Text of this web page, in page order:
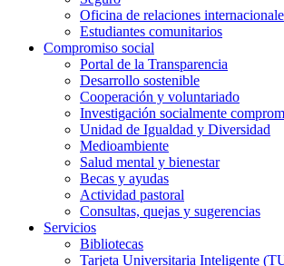
Oficina de relaciones
Estudiantes comunitarios
Compromiso social
Portal de la Transparencia
Desarrollo sostenible
Cooperación y voluntariado
Investigación socialmente
Unidad de Igualdad y Diversidad
Medioambiente
Salud mental y bienestar
Becas y ayudas
Actividad pastoral
Consultas, quejas y sugerencias
Servicios
Bibliotecas
Tarjeta Universitaria Inteligente